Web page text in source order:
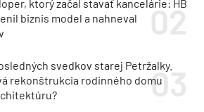
ktorý začal stavať kancelárie: HB
biznis model a nahneval
svedkov starej Petržalky.
rekonštrukcia rodinného domu